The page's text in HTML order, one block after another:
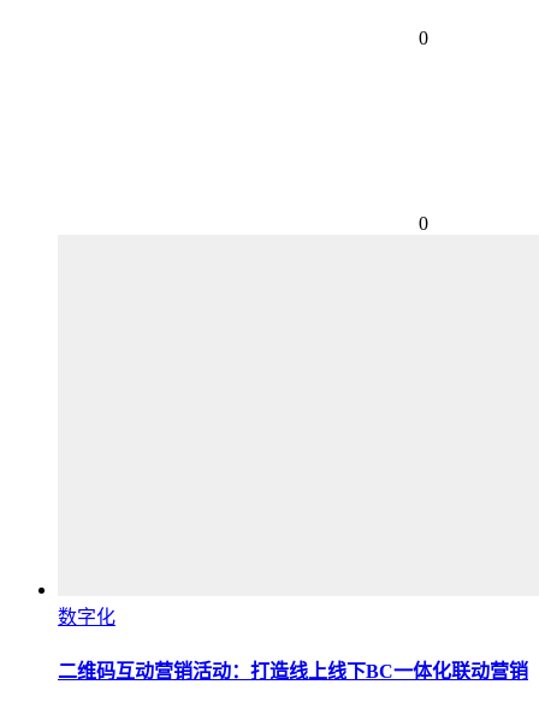
0
0
数字化
二维码互动营销活动：打造线上线下BC一体化联动营销